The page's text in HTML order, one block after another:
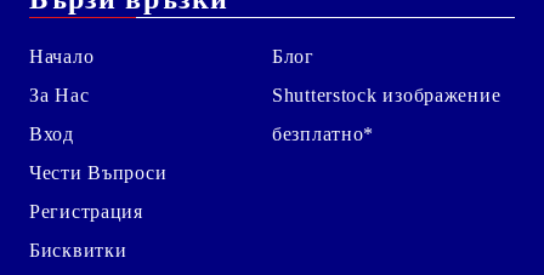
Начало
За Нас
Вход
Чести Въпроси
Регистрация
Бисквитки
Блог
Shutterstock изображение
безплатно*